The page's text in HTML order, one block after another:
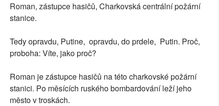
Roman, zástupce hasičů, Charkovská centrální požární
stanice.
Tedy opravdu, Putine, opravdu, do prdele, Putin. Proč,
proboha: Víte, jako proč?
Roman je zástupce hasičů na této charkovské požární
stanici. Po měsících ruského bombardování leží jeho
město v troskách.